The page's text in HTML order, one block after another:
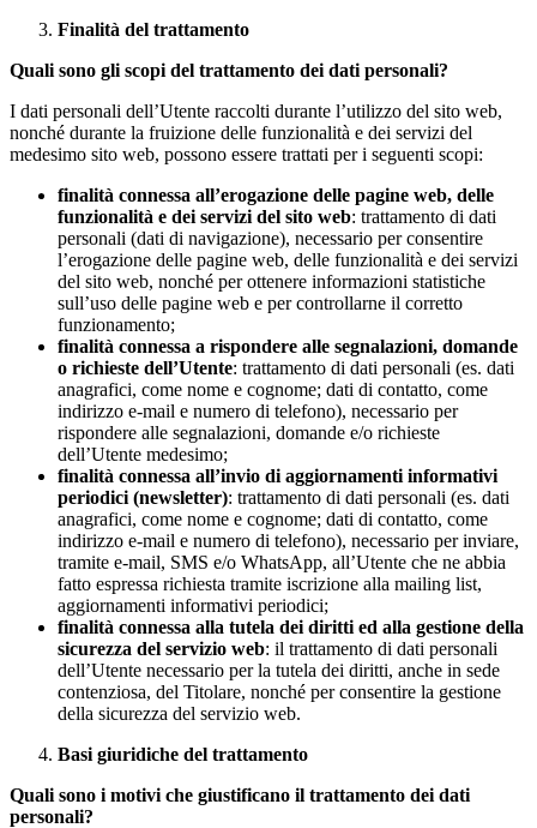
Finalità del trattamento
Quali sono gli scopi del trattamento dei dati personali?
I dati personali dell’Utente raccolti durante l’utilizzo del sito web,
nonché durante la fruizione delle funzionalità e dei servizi del
medesimo sito web, possono essere trattati per i seguenti scopi:
finalità connessa all’erogazione delle pagine web, delle
funzionalità e dei servizi del sito web: trattamento di dati
personali (dati di navigazione), necessario per consentire
l’erogazione delle pagine web, delle funzionalità e dei servizi
del sito web, nonché per ottenere informazioni statistiche
sull’uso delle pagine web e per controllarne il corretto
funzionamento;
finalità connessa a rispondere alle segnalazioni, domande
o richieste dell’Utente: trattamento di dati personali (es. dati
anagrafici, come nome e cognome; dati di contatto, come
indirizzo e-mail e numero di telefono), necessario per
rispondere alle segnalazioni, domande e/o richieste
dell’Utente medesimo;
finalità connessa all’invio di aggiornamenti informativi
periodici (newsletter): trattamento di dati personali (es. dati
anagrafici, come nome e cognome; dati di contatto, come
indirizzo e-mail e numero di telefono), necessario per inviare,
tramite e-mail, SMS e/o WhatsApp, all’Utente che ne abbia
fatto espressa richiesta tramite iscrizione alla mailing list,
aggiornamenti informativi periodici;
finalità connessa alla tutela dei diritti ed alla gestione della
sicurezza del servizio web: il trattamento di dati personali
dell’Utente necessario per la tutela dei diritti, anche in sede
contenziosa, del Titolare, nonché per consentire la gestione
della sicurezza del servizio web.
Basi giuridiche del trattamento
Quali sono i motivi che giustificano il trattamento dei dati
personali?